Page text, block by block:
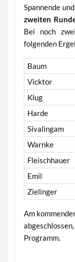
Spannende
zweiten
Bei noch
folgenden
Baum
Vicktor
Klug
Harde
Sivalingam
Warnke
Fleischhauer
Emil
Zielinger
Am
Programm.